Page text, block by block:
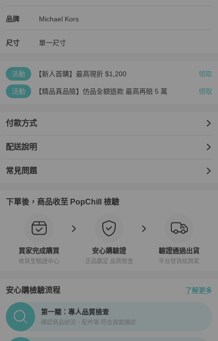
品牌
Michael Kors精品女包品牌介紹
Michael Kors
Michael Kors推薦清單
尺寸 單一尺寸
活動 【新人首購】最高現折 $1,200 領取
活動 【精品真品險】仿品全額退款 最高再賠 5 萬 領取
付款方式
配送說明
常見問題
下單後，商品收至 PopChill 檢驗
買家完成購買
收貨至驗證中心
安心購驗證
正品鑑定 品質檢查
驗證通過出貨
平台發貨給買家
安心購檢驗流程 了解更多
PopChill拍拍圈正品驗證、安心購檢驗流程介紹
第一關：專人品質檢查
確認商品狀況、配件等 符合頁面描述